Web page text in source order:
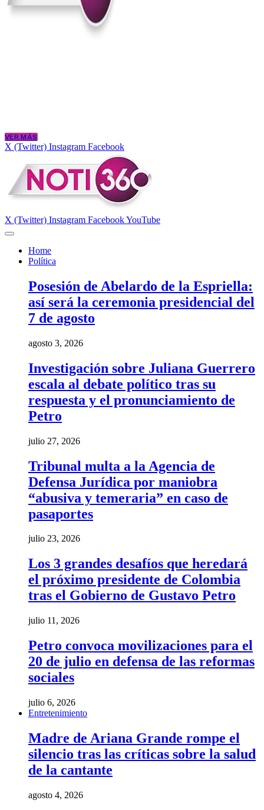
VER MÁS
X (Twitter) Instagram Facebook
X (Twitter) Instagram FacebookYouTube
Home
Política
Posesión de Abelardo de la Espriella:
así será la ceremonia presidencial del
7 de agosto
agosto 3, 2026
Investigación sobre Juliana Guerrero
escala al debate político tras su
respuesta y el pronunciamiento de
Petro
julio 27, 2026
Tribunal multa a la Agencia de
Defensa Jurídica por maniobra
“abusiva y temeraria” en caso de
pasaportes
julio 23, 2026
Los 3 grandes desafíos que heredará
el próximo presidente de Colombia
tras el Gobierno de Gustavo Petro
julio 11, 2026
Petro convoca movilizaciones para el
20 de julio en defensa de las reformas
sociales
julio 6, 2026
Entretenimiento
Madre de Ariana Grande rompe el
silencio tras las críticas sobre la salud
de la cantante
agosto 4, 2026